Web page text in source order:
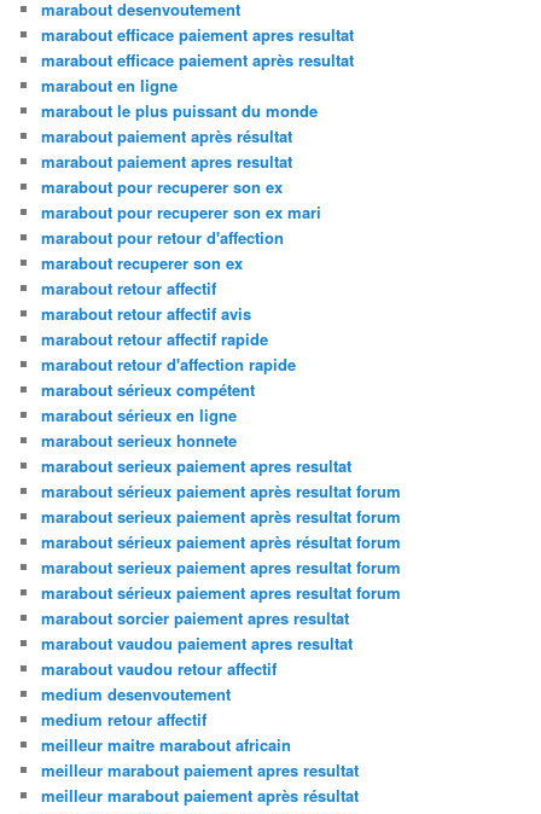
marabout desenvoutement
marabout efficace paiement apres resultat
marabout efficace paiement après resultat
marabout en ligne
marabout le plus puissant du monde
marabout paiement après résultat
marabout paiement apres resultat
marabout pour recuperer son ex
marabout pour recuperer son ex mari
marabout pour retour d'affection
marabout recuperer son ex
marabout retour affectif
marabout retour affectif avis
marabout retour affectif rapide
marabout retour d'affection rapide
marabout sérieux compétent
marabout sérieux en ligne
marabout serieux honnete
marabout serieux paiement apres resultat
marabout sérieux paiement après resultat forum
marabout serieux paiement après resultat forum
marabout sérieux paiement après résultat forum
marabout serieux paiement apres resultat forum
marabout sérieux paiement apres resultat forum
marabout sorcier paiement apres resultat
marabout vaudou paiement apres resultat
marabout vaudou retour affectif
medium desenvoutement
medium retour affectif
meilleur maitre marabout africain
meilleur marabout paiement apres resultat
meilleur marabout paiement après résultat